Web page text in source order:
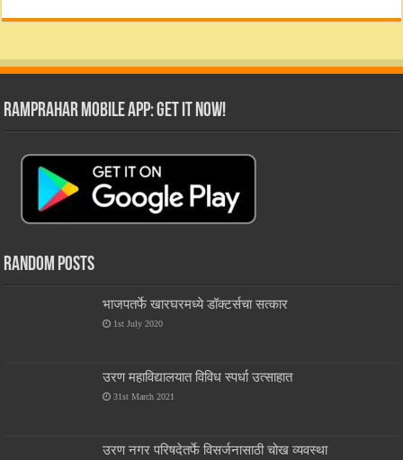
RamPrahar Mobile App: Get it Now!
Random Posts
भाजपतर्फे खारघरमध्ये डॉक्टर्सचा सत्कार
1st July 2020
उरण महाविद्यालयात विविध स्पर्धा उत्साहात
31st March 2021
उरण नगर परिषदेतर्फे विसर्जनासाठी चोख व्यवस्था